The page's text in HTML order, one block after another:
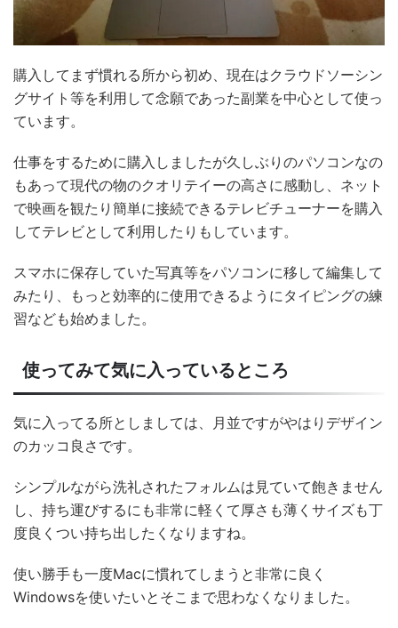
購入してまず慣れる所から初め、現在はクラウドソーシン
グサイト等を利用して念願であった副業を中心として使っ
ています。
仕事をするために購入しましたが久しぶりのパソコンなの
もあって現代の物のクオリテイーの高さに感動し、ネット
で映画を観たり簡単に接続できるテレビチューナーを購入
してテレビとして利用したりもしています。
スマホに保存していた写真等をパソコンに移して編集して
みたり、もっと効率的に使用できるようにタイピングの練
習なども始めました。
使ってみて気に入っているところ
気に入ってる所としましては、月並ですがやはりデザイン
のカッコ良さです。
シンプルながら洗礼されたフォルムは見ていて飽きません
し、持ち運びするにも非常に軽くて厚さも薄くサイズも丁
度良くつい持ち出したくなりますね。
使い勝手も一度Macに慣れてしまうと非常に良く
Windowsを使いたいとそこまで思わなくなりました。